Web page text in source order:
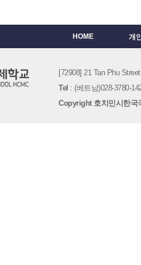
HOME 개
[72908] 21 Tan Phu
Tel : (베트남)028-3780-
Copyright 호치민시한국